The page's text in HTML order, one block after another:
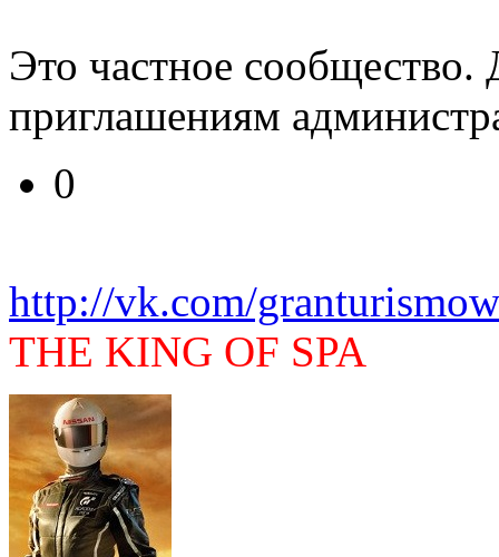
Это частное сообщество.
приглашениям
0
http://vk.com/
THE KING OF SPA